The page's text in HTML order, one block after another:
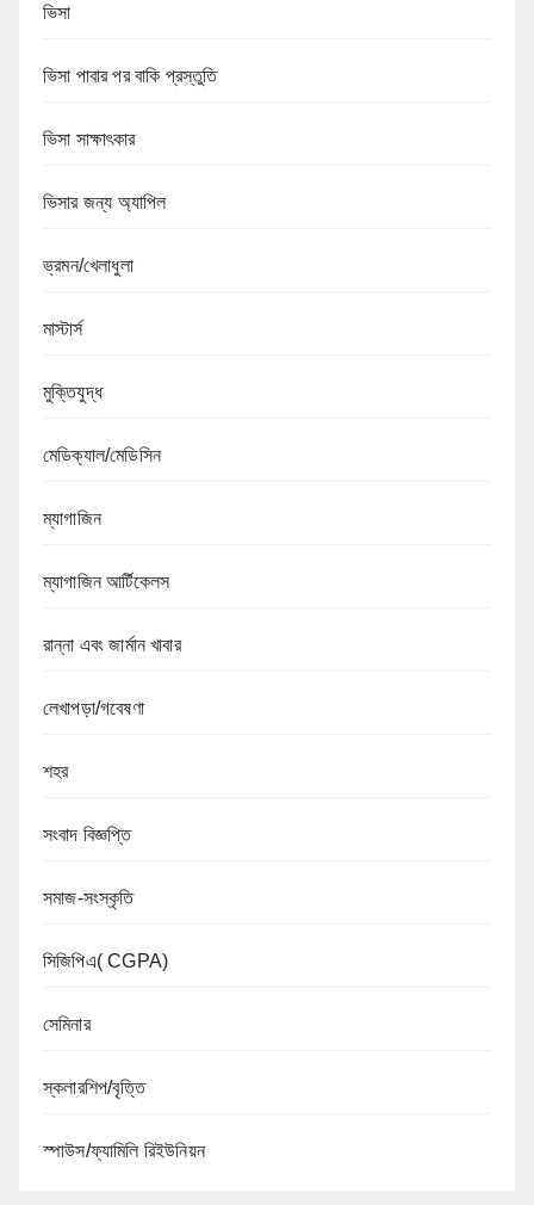
ভিসা
ভিসা পাবার পর বাকি প্রস্তুতি
ভিসা সাক্ষাৎকার
ভিসার জন্য অ্যাপিল
ভ্রমন/খেলাধুলা
মাস্টার্স
মুক্তিযুদ্ধ
মেডিক্যাল/মেডিসিন
ম্যাগাজিন
ম্যাগাজিন আর্টিকেলস
রান্না এবং জার্মান খাবার
লেখাপড়া/গবেষণা
শহর
সংবাদ বিজ্ঞপ্তি
সমাজ-সংস্কৃতি
সিজিপিএ( CGPA)
সেমিনার
স্কলারশিপ/বৃত্তি
স্পাউস/ফ্যামিলি রিইউনিয়ন